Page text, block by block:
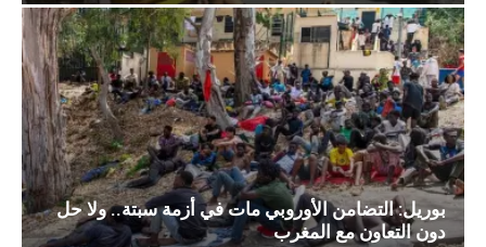
بوريل: التضامن الأوروبي مات في أزمة سبتة.. ولا حل
دون التعاون مع المغرب